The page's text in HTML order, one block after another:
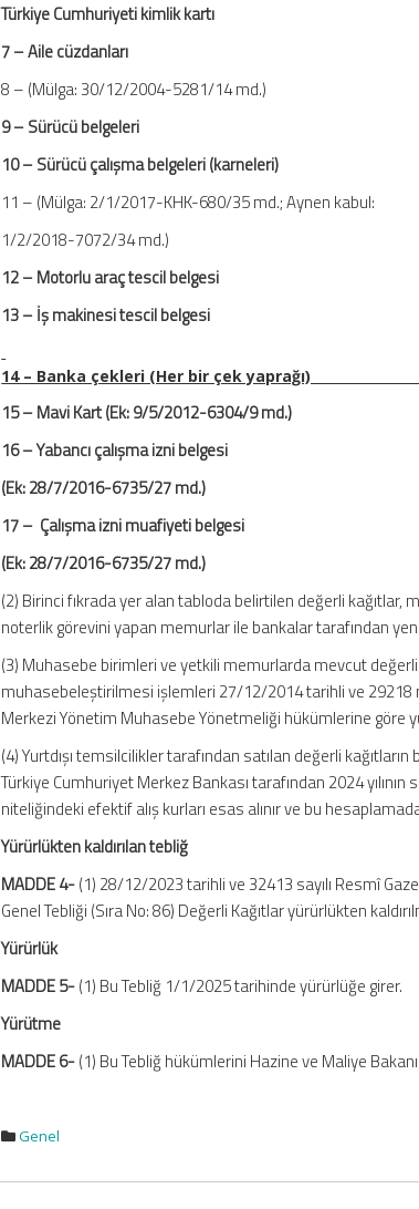
Türkiye Cumhuriyeti kimlik kartı
7 – Aile cüzdanları
8 – (Mülga: 30/12/2004-5281/14 md.)
9 – Sürücü belgeleri
10 – Sürücü çalışma belgeleri
11 – (Mülga: 2/1/2017-KHK-680/35 md.; Aynen kabul:
1/2/2018-7072/34 md.)
12 – Motorlu araç tescil
13 – İş makinesi tescil belgesi
14 – Banka çekleri (Her bir
15 – Mavi Kart (Ek: 9/5/2012-6304/9
16 – Yabancı çalışma izni
(Ek: 28/7/2016-6735/27 md.)
17 – Çalışma izni muafiyeti
(Ek: 28/7/2016-6735/27 md.)
(2) Birinci fıkrada yer alan tabloda belirtilen değerli
noterlik görevini yapan memurlar ile bankalar tarafından
(3) Muhasebe birimleri ve yetkili memurlarda mevcut
muhasebeleştirilmesi işlemleri 27/12/2014 tarihli ve 29218
Merkezi Yönetim Muhasebe Yönetmeliği hükümlerine göre
(4) Yurtdışı temsilcilikler tarafından satılan değerli
Türkiye Cumhuriyet Merkez Bankası tarafından 2024
niteliğindeki efektif alış kurları esas alınır ve bu
Yürürlükten kaldırılan tebliğ
MADDE 4-(1) 28/12/2023 tarihli ve 32413 sayılı Resmî
Genel Tebliği (Sıra No: 86) Değerli Kağıtlar yürürlükten
Yürürlük
MADDE 5-(1) Bu Tebliğ 1/1/2025 tarihinde yürürlüğe girer.
Yürütme
MADDE 6-(1) Bu Tebliğ hükümlerini Hazine ve Maliye
Genel